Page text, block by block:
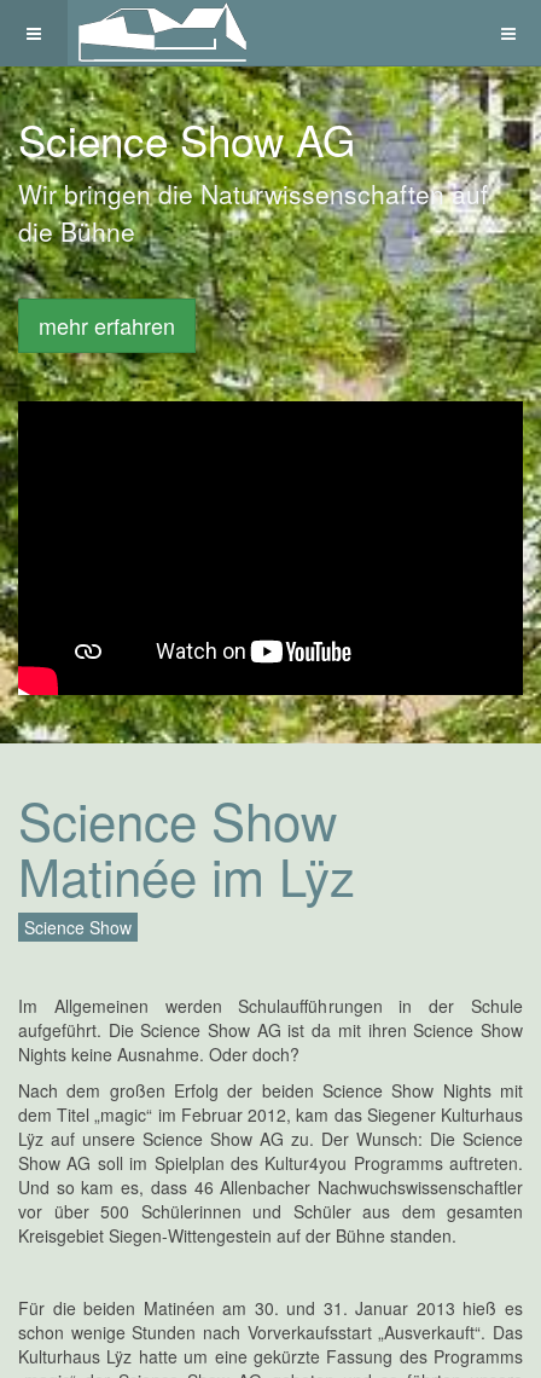
Science Show AG
Wir bringen die Naturwissenschaften auf
die Bühne
mehr erfahren
Science Show
Matinée im Lÿz
Science Show
Im Allgemeinen werden Schulaufführungen in der Schule
aufgeführt. Die Science Show AG ist da mit ihren Science Show
Nights keine Ausnahme. Oder doch?
Nach dem großen Erfolg der beiden Science Show Nights mit
dem Titel „magic“ im Februar 2012, kam das Siegener Kulturhaus
Lÿz auf unsere Science Show AG zu. Der Wunsch: Die Science
Show AG soll im Spielplan des Kultur4you Programms auftreten.
Und so kam es, dass 46 Allenbacher Nachwuchswissenschaftler
vor über 500 Schülerinnen und Schüler aus dem gesamten
Kreisgebiet Siegen-Wittengestein auf der Bühne standen.
Für die beiden Matinéen am 30. und 31. Januar 2013 hieß es
schon wenige Stunden nach Vorverkaufsstart „Ausverkauft“. Das
Kulturhaus Lÿz hatte um eine gekürzte Fassung des Programms